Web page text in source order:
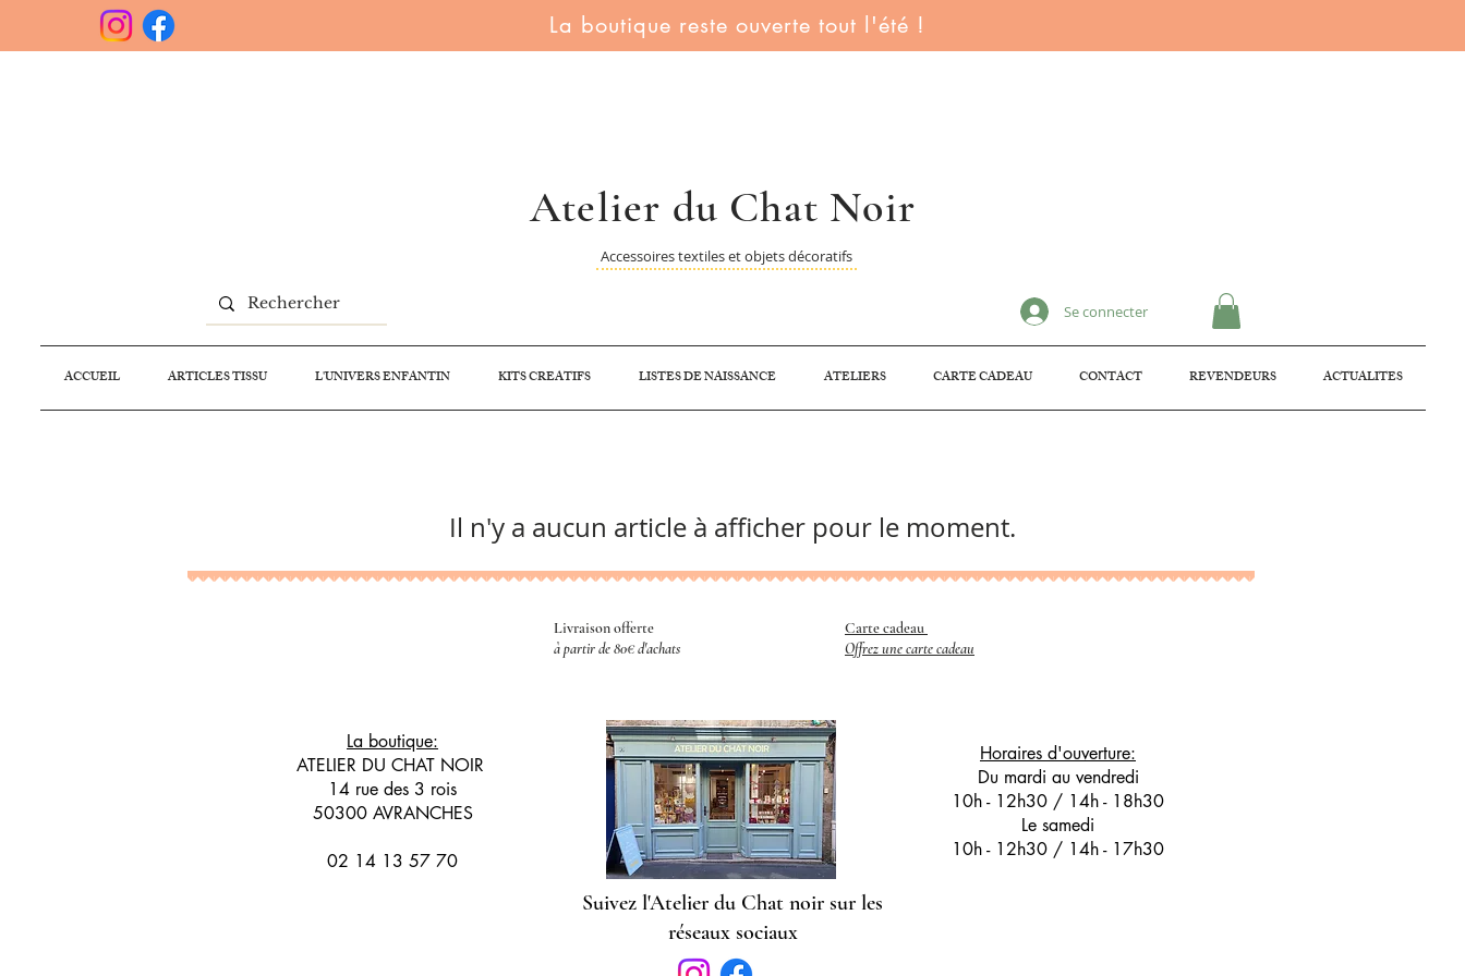
La boutique reste ouverte tout l'été !
Atelier du Chat Noir
Accessoires textiles et objets décoratifs
Se connecter
ACCUEIL ARTICLES TISSU L'UNIVERS ENFANTIN KITS CREATIFS LISTES DE NAISSANCE ATELIERS CARTE CADEAU CONTACT REVENDEURS ACTUALITES
Il n'y a aucun article à afficher pour le moment.
Livraison offerte
à partir de 80€ d'achats
Carte cadeau
Offrez une carte cadeau
La boutique:
ATELIER DU CHAT NOIR
14 rue des 3 rois
50300 AVRANCHES
02 14 13 57 70
Horaires d'ouverture:
Du mardi au vendredi
10h - 12h30 / 14h - 18h30
Le samedi
10h - 12h30 / 14h - 17h30
Suivez l'Atelier du Chat noir sur les
réseaux sociaux